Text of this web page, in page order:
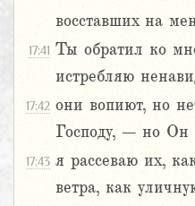
восставших на
17:41 Ты обратил ко
истребляю
17:42 они вопиют, но
Господу, – но Он
17:43 я рассеваю их,
ветра, как